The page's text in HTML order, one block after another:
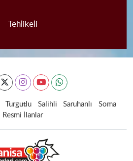
Tehlikeli
Turgutlu Salihli Saruhanlı
Soma
Resmi İlanlar